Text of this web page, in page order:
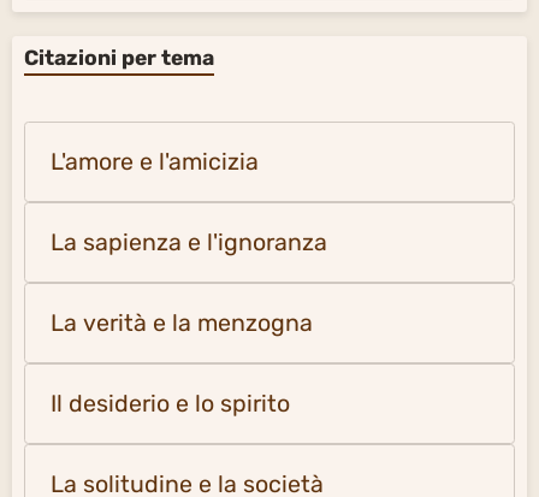
Citazioni per tema
L'amore e l'amicizia
La sapienza e l'ignoranza
La verità e la menzogna
Il desiderio e lo spirito
La solitudine e la società